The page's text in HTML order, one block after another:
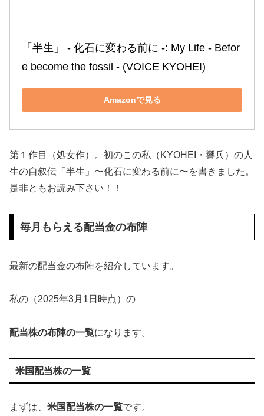
「半生」 ‐ 化石に変わる前に ‐: My Life ‐ Befor
e become the fossil ‐ (VOICE KYOHEI)
Amazonで見る
第１作目（処女作）。初のこの私（KYOHEI・響兵）の人
生の自叙伝「半生」〜化石に変わる前に〜を書きました。
是非ともお読み下さい！！
毎月もらえる配当金の布陣
最新の配当金の布陣を紹介しています。
私の（2025年3月1日時点）の
配当株の布陣の一覧になります。
米国配当株の一覧
まずは、 米国配当株の一覧です。